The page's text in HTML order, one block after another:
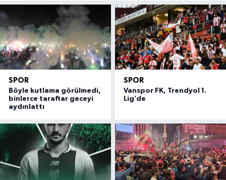
SPOR
Böyle kutlama görülmedi,
binlerce taraftar geceyi
aydınlattı
SPOR
Vanspor FK, Trendyol 1.
Lig’de